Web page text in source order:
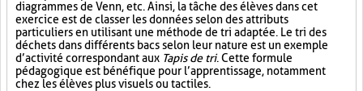
diagrammes de Venn, etc. Ainsi, la tâche des élèves dans cet
exercice est de classer les données selon des attributs
particuliers en utilisant une méthode de tri adaptée. Le tri des
déchets dans différents bacs selon leur nature est un exemple
d’activité correspondant aux Tapis de tri. Cette formule
pédagogique est bénéfique pour l’apprentissage, notamment
chez les élèves plus visuels ou tactiles.